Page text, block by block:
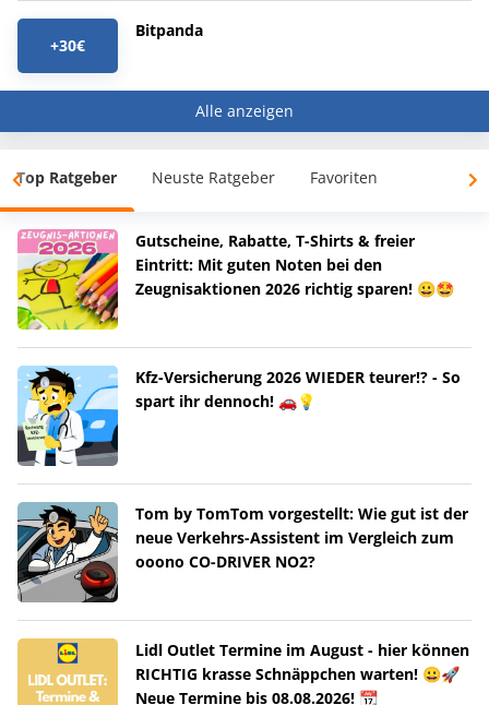
+30€
Bitpanda
Alle anzeigen
Top Ratgeber Neuste Ratgeber Favoriten
Gutscheine, Rabatte, T-Shirts & freier
Eintritt: Mit guten Noten bei den
Zeugnisaktionen 2026 richtig sparen! 😀🤩
Kfz-Versicherung 2026 WIEDER teurer!? - So
spart ihr dennoch! 🚗💡
Tom by TomTom vorgestellt: Wie gut ist der
neue Verkehrs-Assistent im Vergleich zum
ooono CO-DRIVER NO2?
Lidl Outlet Termine im August - hier können
RICHTIG krasse Schnäppchen warten! 😀🚀
Neue Termine bis 08.08.2026! 📆